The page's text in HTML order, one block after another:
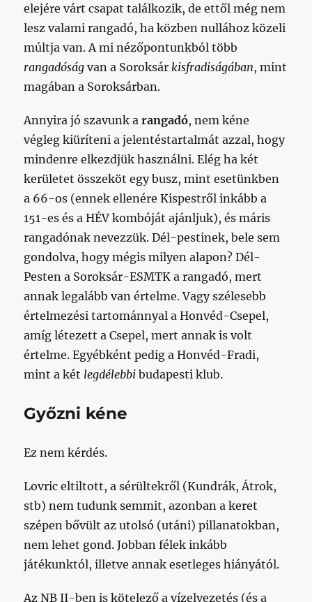
elejére várt csapat találkozik, de ettől még nem
lesz valami rangadó, ha közben nullához közeli
múltja van. A mi nézőpontunkból több
rangadóság van a Soroksárkisfradiságában, mint
magában a Soroksárban.
Annyira jó szavunk arangadó, nem kéne
végleg kiüríteni a jelentéstartalmát azzal, hogy
mindenre elkezdjük használni. Elég ha két
kerületet összeköt egy busz, mint esetünkben
a 66-os (ennek ellenére Kispestről inkább a
151-es és a HÉV kombóját ajánljuk), és máris
rangadónak nevezzük. Dél-pestinek, bele sem
gondolva, hogy mégis milyen alapon? Dél-
Pesten a Soroksár-ESMTK a rangadó, mert
annak legalább van értelme. Vagy szélesebb
értelmezési tartománnyal a Honvéd-Csepel,
amíg létezett a Csepel, mert annak is volt
értelme. Egyébként pedig a Honvéd-Fradi,
mint a két legdélebbi budapesti klub.
Győzni kéne
Ez nem kérdés.
Lovric eltiltott, a sérültekről (Kundrák, Átrok,
stb) nem tudunk semmit, azonban a keret
szépen bővült az utolsó (utáni) pillanatokban,
nem lehet gond. Jobban félek inkább
játékunktól, illetve annak esetleges hiányától.
Az NB II-ben is kötelező a vízelvezetés (és a